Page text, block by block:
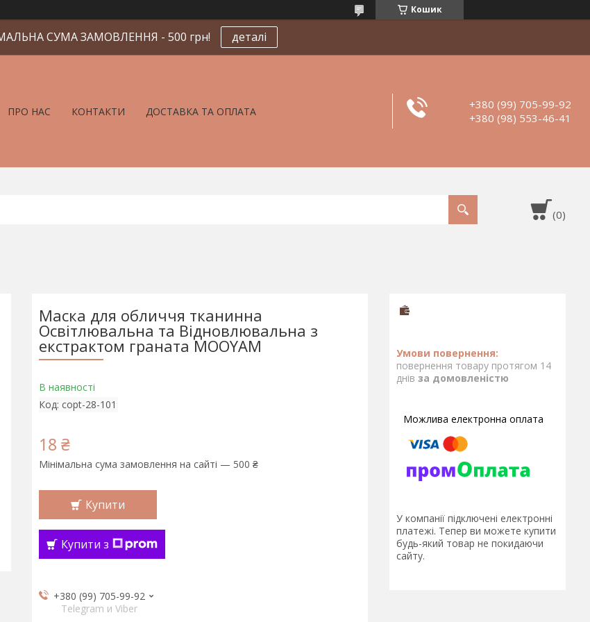
Кошик
СУМА ЗАМОВЛЕННЯ - 500 грн! деталі
ПРО НАС КОНТАКТИ ДОСТАВКА ТА ОПЛАТА
+380 (99) 705-99-92
+380 (98) 553-46-41
Маска для обличчя тканинна
Освітлювальна та Відновлювальна з
екстрактом граната MOOYAM
В наявності
Код: copt-28-101
18 ₴
Мінімальна сума замовлення на сайті — 500 ₴
Купити
Купити з
+380 (99) 705-99-92
Telegram и Viber
повернення товару протягом 14
днів за домовленістю
У компанії підключені електронні
платежі. Тепер ви можете купити
будь-який товар не покидаючи
сайту.